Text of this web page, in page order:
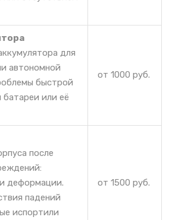
для
автономной
быстрой
или её
от 1000 руб.
после
деформации.
падений
испортили
от 1500 руб.